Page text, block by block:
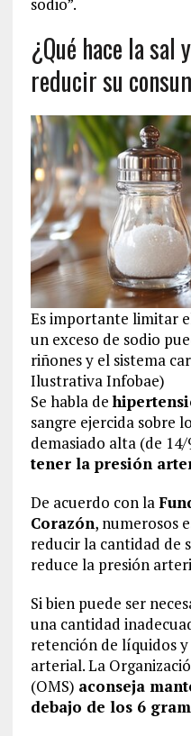
sodio”.
¿Qué hace la sal
reducir su
Es importante limitar
un exceso de sodio
riñones y el sistema
Ilustrativa Infobae)
Se habla de
sangre ejercida sobre
demasiado alta (de 14/
tener la presión
De acuerdo con la
Corazón, numerosos
reducir la cantidad de
reduce la presión
Si bien puede ser
una cantidad
retención de líquidos
arterial. La
(OMS) aconseja
debajo de los 6